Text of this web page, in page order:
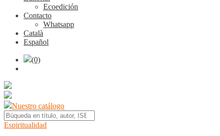
Ecoedición
Contacto
Whatsapp
Català
Español
(0)
Nuestro catálogo
Espiritualidad